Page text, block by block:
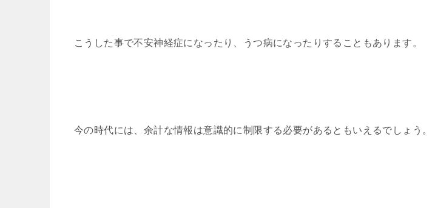
こうした事で不安神経症になったり、うつ病になったりすることもあります。
今の時代には、余計な情報は意識的に制限する必要があるともいえるでしょう。